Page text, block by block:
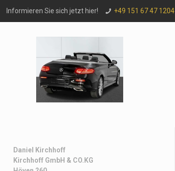
Informieren Sie sich jetzt hier! +49 151 67 47 1204
Daniel Kirchhoff
Kirchhoff GmbH & CO.KG